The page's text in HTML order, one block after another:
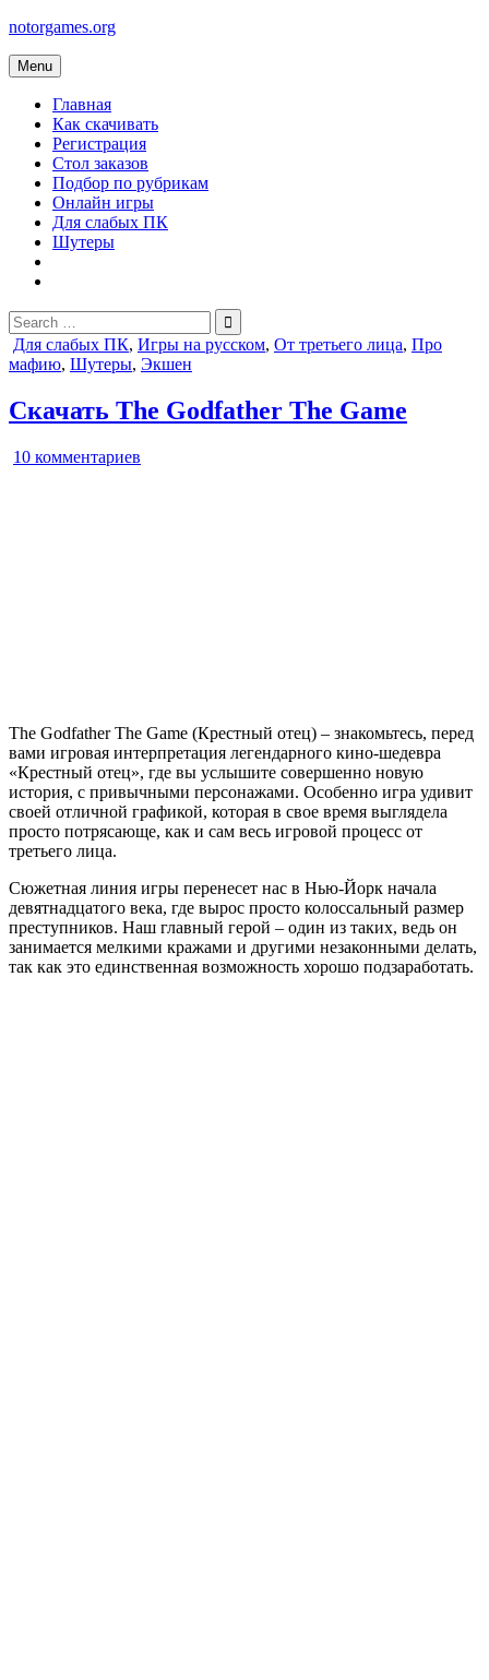
Skip
content
notorgames.org
Menu
Главная
Как скачивать
Регистрация
Стол заказов
Подбор по рубрикам
Онлайн игры
Для слабых ПК
Шутеры
Search
for:
Posted
in
Для слабых ПК, Игры на русском, От третьего лица, Про
мафию, Шутеры, Экшен
Скачать The Godfather The Game
10 комментариев
The Godfather The Game (Крестный отец) – знакомьтесь, перед
вами игровая интерпретация легендарного кино-шедевра
«Крестный отец», где вы услышите совершенно новую
история, с привычными персонажами. Особенно игра удивит
своей отличной графикой, которая в свое время выглядела
просто потрясающе, как и сам весь игровой процесс от
третьего лица.
Сюжетная линия игры перенесет нас в Нью-Йорк начала
девятнадцатого века, где вырос просто колоссальный размер
преступников. Наш главный герой – один из таких, ведь он
занимается мелкими кражами и другими незаконными делать,
так как это единственная возможность хорошо подзаработать.